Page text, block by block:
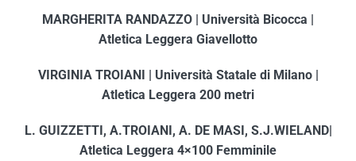
MARGHERITA RANDAZZO | Università Bicocca |
Atletica Leggera Giavellotto
VIRGINIA TROIANI | Università Statale di Milano |
Atletica Leggera 200 metri
L. GUIZZETTI, A.TROIANI, A. DE MASI, S.J.WIELAND|
Atletica Leggera 4×100 Femminile